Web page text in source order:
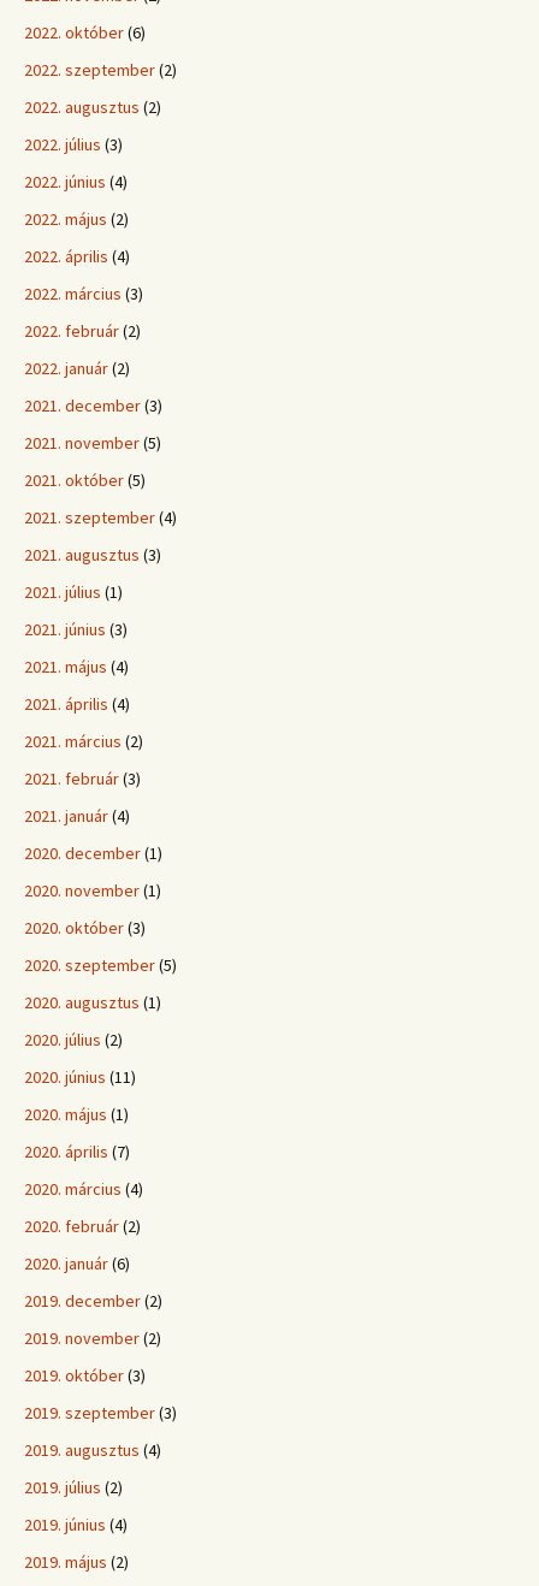
2022. október(6)
2022. szeptember(2)
2022. augusztus (2)
2022. július (3)
2022. június (4)
2022. május (2)
2022. április (4)
2022. március (3)
2022. február(2)
2022. január(2)
2021. december(3)
2021. november(5)
2021. október(5)
2021. szeptember(4)
2021. augusztus (3)
2021. július (1)
2021. június (3)
2021. május (4)
2021. április (4)
2021. március (2)
2021. február(3)
2021. január(4)
2020. december(1)
2020. november(1)
2020. október(3)
2020. szeptember(5)
2020. augusztus (1)
2020. július (2)
2020. június (11)
2020. május (1)
2020. április (7)
2020. március (4)
2020. február(2)
2020. január(6)
2019. december(2)
2019. november(2)
2019. október(3)
2019. szeptember(3)
2019. augusztus (4)
2019. július (2)
2019. június (4)
2019. május (2)